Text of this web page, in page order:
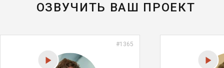
ОЗВУЧИТЬ ВАШ ПРОЕКТ
#1365